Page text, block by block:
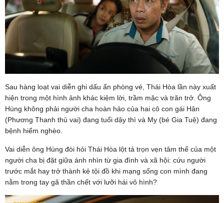
Sau hàng loạt vai diễn ghi dấu ấn phòng vé, Thái Hòa lần này xuất
hiện trong một hình ảnh khác kiệm lời, trầm mặc và trăn trở. Ông
Hùng không phải người cha hoàn hảo của hai cô con gái Hân
(Phương Thanh thủ vai) đang tuổi dậy thì và My (bé Gia Tuệ) đang
bệnh hiểm nghèo.
Vai diễn ông Hùng đòi hỏi Thái Hòa lột tả trọn vẹn tâm thế của một
người cha bị đặt giữa ánh nhìn từ gia đình và xã hội: cứu người
trước mắt hay trở thành kẻ tội đồ khi mạng sống con mình đang
nằm trong tay gã thần chết với lưỡi hái vô hình?